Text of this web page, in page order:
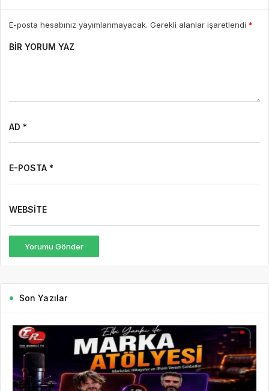
E-posta hesabınız yayımlanmayacak. Gerekli alanlar işaretlendi *
BIR YORUM YAZ
AD *
E-POSTA *
WEBSITE
Yorumu Gönder
Son Yazılar